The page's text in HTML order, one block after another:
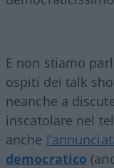
E non stiamo
ospiti dei talk
neanche a
inscatolare nel
anche
democratico